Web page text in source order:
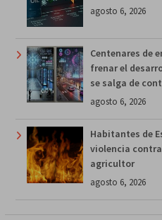
agosto 6, 2026
Centenares de
frenar el
se salga de
agosto 6, 2026
Habitantes de
violencia
agricultor
agosto 6, 2026